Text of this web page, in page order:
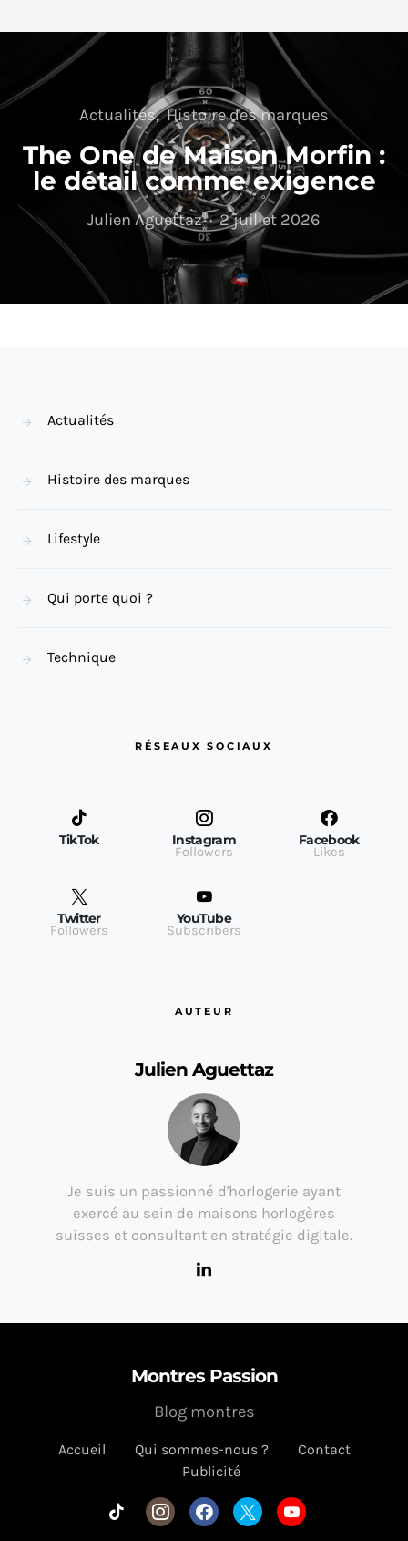
Actualités Histoire des marques
The One de Maison Morfin :
le détail comme exigence
Julien Aguettaz 2 juillet 2026
Actualités
Histoire des marques
Lifestyle
Qui porte quoi ?
Technique
RÉSEAUX SOCIAUX
TikTok Instagram
Followers
Facebook
Likes
Twitter
Followers
YouTube
Subscribers
AUTEUR
Julien Aguettaz
Je suis un passionné d'horlogerie ayant
exercé au sein de maisons horlogères
suisses et consultant en stratégie digitale.
Montres Passion
Accueil Qui sommes-nous ?
Contact
Publicité
Blog montres